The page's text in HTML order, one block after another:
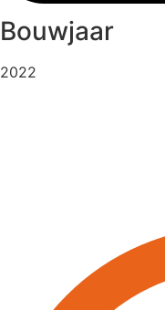
Bouwjaar
2022